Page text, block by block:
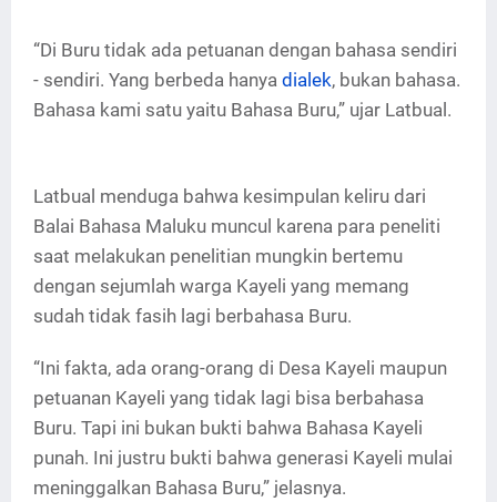
“Di Buru tidak ada petuanan dengan bahasa sendiri
- sendiri. Yang berbeda hanya dialek, bukan bahasa.
Bahasa kami satu yaitu Bahasa Buru,” ujar Latbual.
Latbual menduga bahwa kesimpulan keliru dari
Balai Bahasa Maluku muncul karena para peneliti
saat melakukan penelitian mungkin bertemu
dengan sejumlah warga Kayeli yang memang
sudah tidak fasih lagi berbahasa Buru.
“Ini fakta, ada orang-orang di Desa Kayeli maupun
petuanan Kayeli yang tidak lagi bisa berbahasa
Buru. Tapi ini bukan bukti bahwa Bahasa Kayeli
punah. Ini justru bukti bahwa generasi Kayeli mulai
meninggalkan Bahasa Buru,” jelasnya.